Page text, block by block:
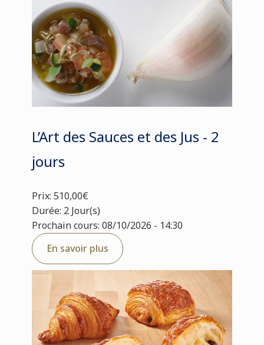
L’Art des Sauces et des Jus - 2
jours
Prix: 510,00€
Durée: 2 Jour(s)
Prochain cours: 08/10/2026 - 14:30
En savoir plus